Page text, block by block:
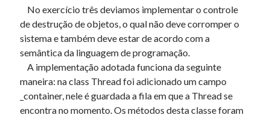
10 12 13
17 18 19 20 21 22 23
24 25 26 27 28 29 30
« mar
No exercício três deviamos implementar o controle
de destrução de objetos, o qual não deve corromper o
sistema e também deve estar de acordo com a
semântica da linguagem de programação.
A implementação adotada funciona da seguinte
maneira: na class Thread foi adicionado um campo
_container, nele é guardada a fila em que a Thread se
encontra no momento. Os métodos desta classe foram